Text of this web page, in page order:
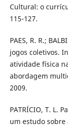
Cultural: o
115-127.
PAES, R. R.;
jogos coletivos.
atividade física
abordagem
2009.
PATRÍCIO, T. L.
um estudo sobre